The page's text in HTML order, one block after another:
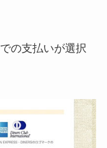
の支払いが選択